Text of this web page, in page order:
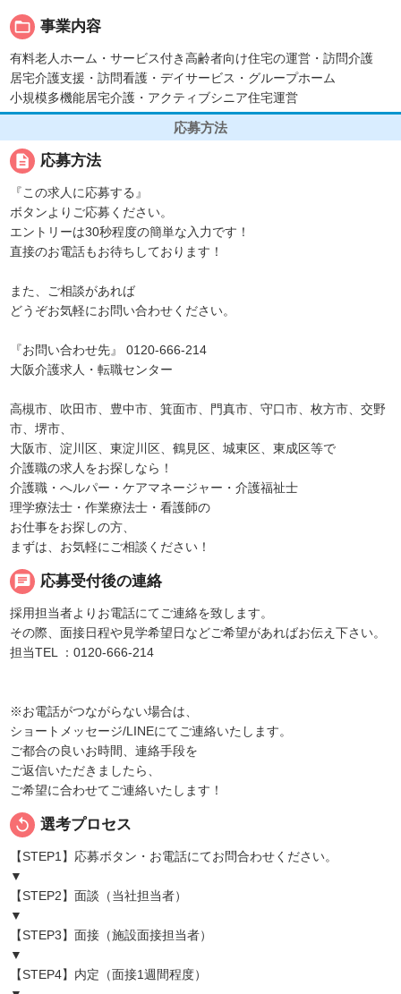
folder_open 事業内容
有料老人ホーム・サービス付き高齢者向け住宅の運営・訪問介護
居宅介護支援・訪問看護・デイサービス・グループホーム
小規模多機能居宅介護・アクティブシニア住宅運営
応募方法
description 応募方法
『この求人に応募する』
ボタンよりご応募ください。
エントリーは30秒程度の簡単な入力です！
直接のお電話もお待ちしております！
また、ご相談があれば
どうぞお気軽にお問い合わせください。
『お問い合わせ先』 0120-666-214
大阪介護求人・転職センター
高槻市、吹田市、豊中市、箕面市、門真市、守口市、枚方市、交野
市、堺市、
大阪市、淀川区、東淀川区、鶴見区、城東区、東成区等で
介護職の求人をお探しなら！
介護職・へルパー・ケアマネージャー・介護福祉士
理学療法士・作業療法士・看護師の
お仕事をお探しの方、
まずは、お気軽にご相談ください！
chat 応募受付後の連絡
採用担当者よりお電話にてご連絡を致します。
その際、面接日程や見学希望日などご希望があればお伝え下さい。
担当TEL ：0120-666-214
※お電話がつながらない場合は、
ショートメッセージ/LINEにてご連絡いたします。
ご都合の良いお時間、連絡手段を
ご返信いただきましたら、
ご希望に合わせてご連絡いたします！
replay 選考プロセス
【STEP1】応募ボタン・お電話にてお問合わせください。
▼
【STEP2】面談（当社担当者）
▼
【STEP3】面接（施設面接担当者）
▼
【STEP4】内定（面接1週間程度）